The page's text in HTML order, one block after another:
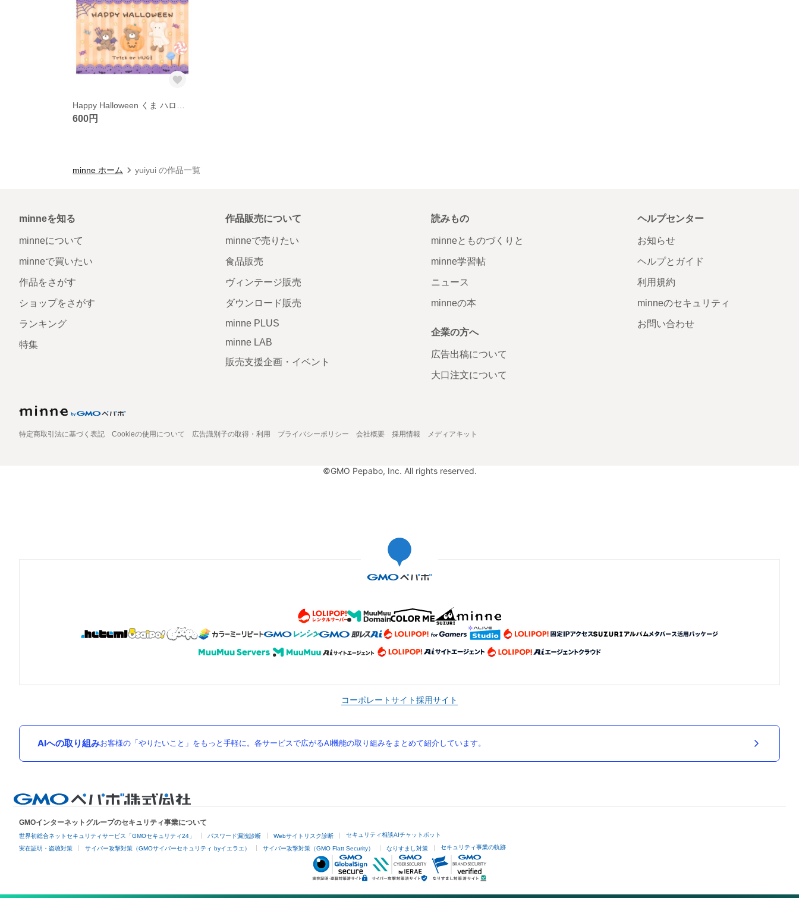
600円
minne ホーム yuiyui の作品一覧
minneを知る
minneについて
minneで買いたい
作品をさがす
ショップをさがす
ランキング
特集
作品販売について
minneで売りたい
食品販売
ヴィンテージ販売
ダウンロード販売
minne PLUS
minne LAB
販売支援企画・イベント
読みもの
minneとものづくりと
minne学習帖
ニュース
minneの本
企業の方へ
広告出稿について
大口注文について
ヘルプセンター
お知らせ
ヘルプとガイド
利用規約
minneのセキュリティ
お問い合わせ
特定商取引法に基づく表記 Cookieの使用について 広告識別子の取得・利用 プライバシーポリシー 会社概要 採用情報 メディアキット
©GMO Pepabo, Inc. All rights reserved.
コーポレートサイト採用サイト
AIへの取り組みお客様の「やりたいこと」をもっと手軽に。各サービスで広がるAI機能の取り組みをまとめて紹介しています。
GMOインターネットグループのセキュリティ事業について
世界初総合ネットセキュリティサービス「GMOセキュリティ24」 パスワード漏洩診断 Webサイトリスク診断 セキュリティ相談AIチャットボット
実在証明・盗聴対策 サイバー攻撃対策（GMOサイバーセキュリティ byイエラエ） サイバー攻撃対策（GMO Flatt Security） なりすまし対策 セキュリティ事業の軌跡